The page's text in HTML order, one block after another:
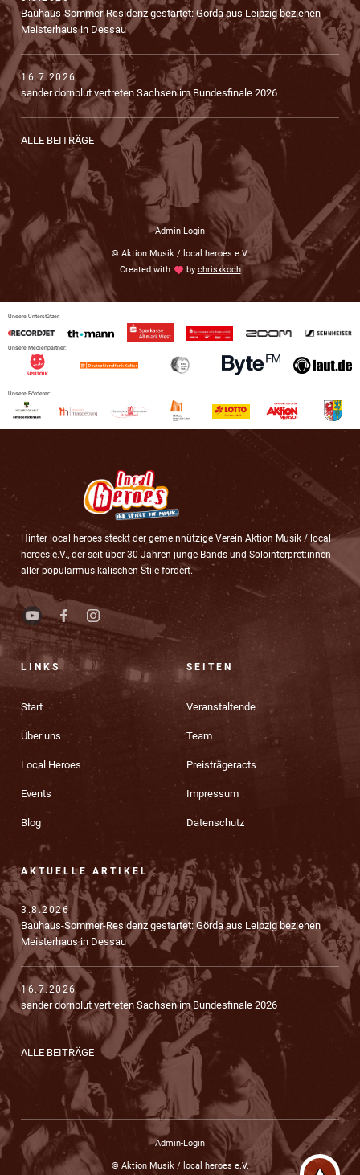
Bauhaus-Sommer-Residenz gestartet: Görda aus Leipzig beziehen
Meisterhaus in Dessau
16.7.2026
sander dornblut vertreten Sachsen im Bundesfinale 2026
ALLE BEITRÄGE
Admin-Login
© Aktion Musik / local heroes e.V.
Created withlove by chrisxkoch
Unsere Unterstützer:
Unsere Medienpartner:
Unsere Förderer:
Hinter local heroes steckt der gemeinnützige Verein Aktion Musik / local
heroes e.V., der seit über 30 Jahren junge Bands und Solointerpret:innen
aller popularmusikalischen Stile fördert.
LINKS
Start
Über uns
Local Heroes
Events
Blog
SEITEN
Veranstaltende
Team
Preisträgeracts
Impressum
Datenschutz
AKTUELLE ARTIKEL
3.8.2026
Bauhaus-Sommer-Residenz gestartet: Görda aus Leipzig beziehen
Meisterhaus in Dessau
16.7.2026
sander dornblut vertreten Sachsen im Bundesfinale 2026
ALLE BEITRÄGE
Admin-Login
© Aktion Musik / local heroes e.V.